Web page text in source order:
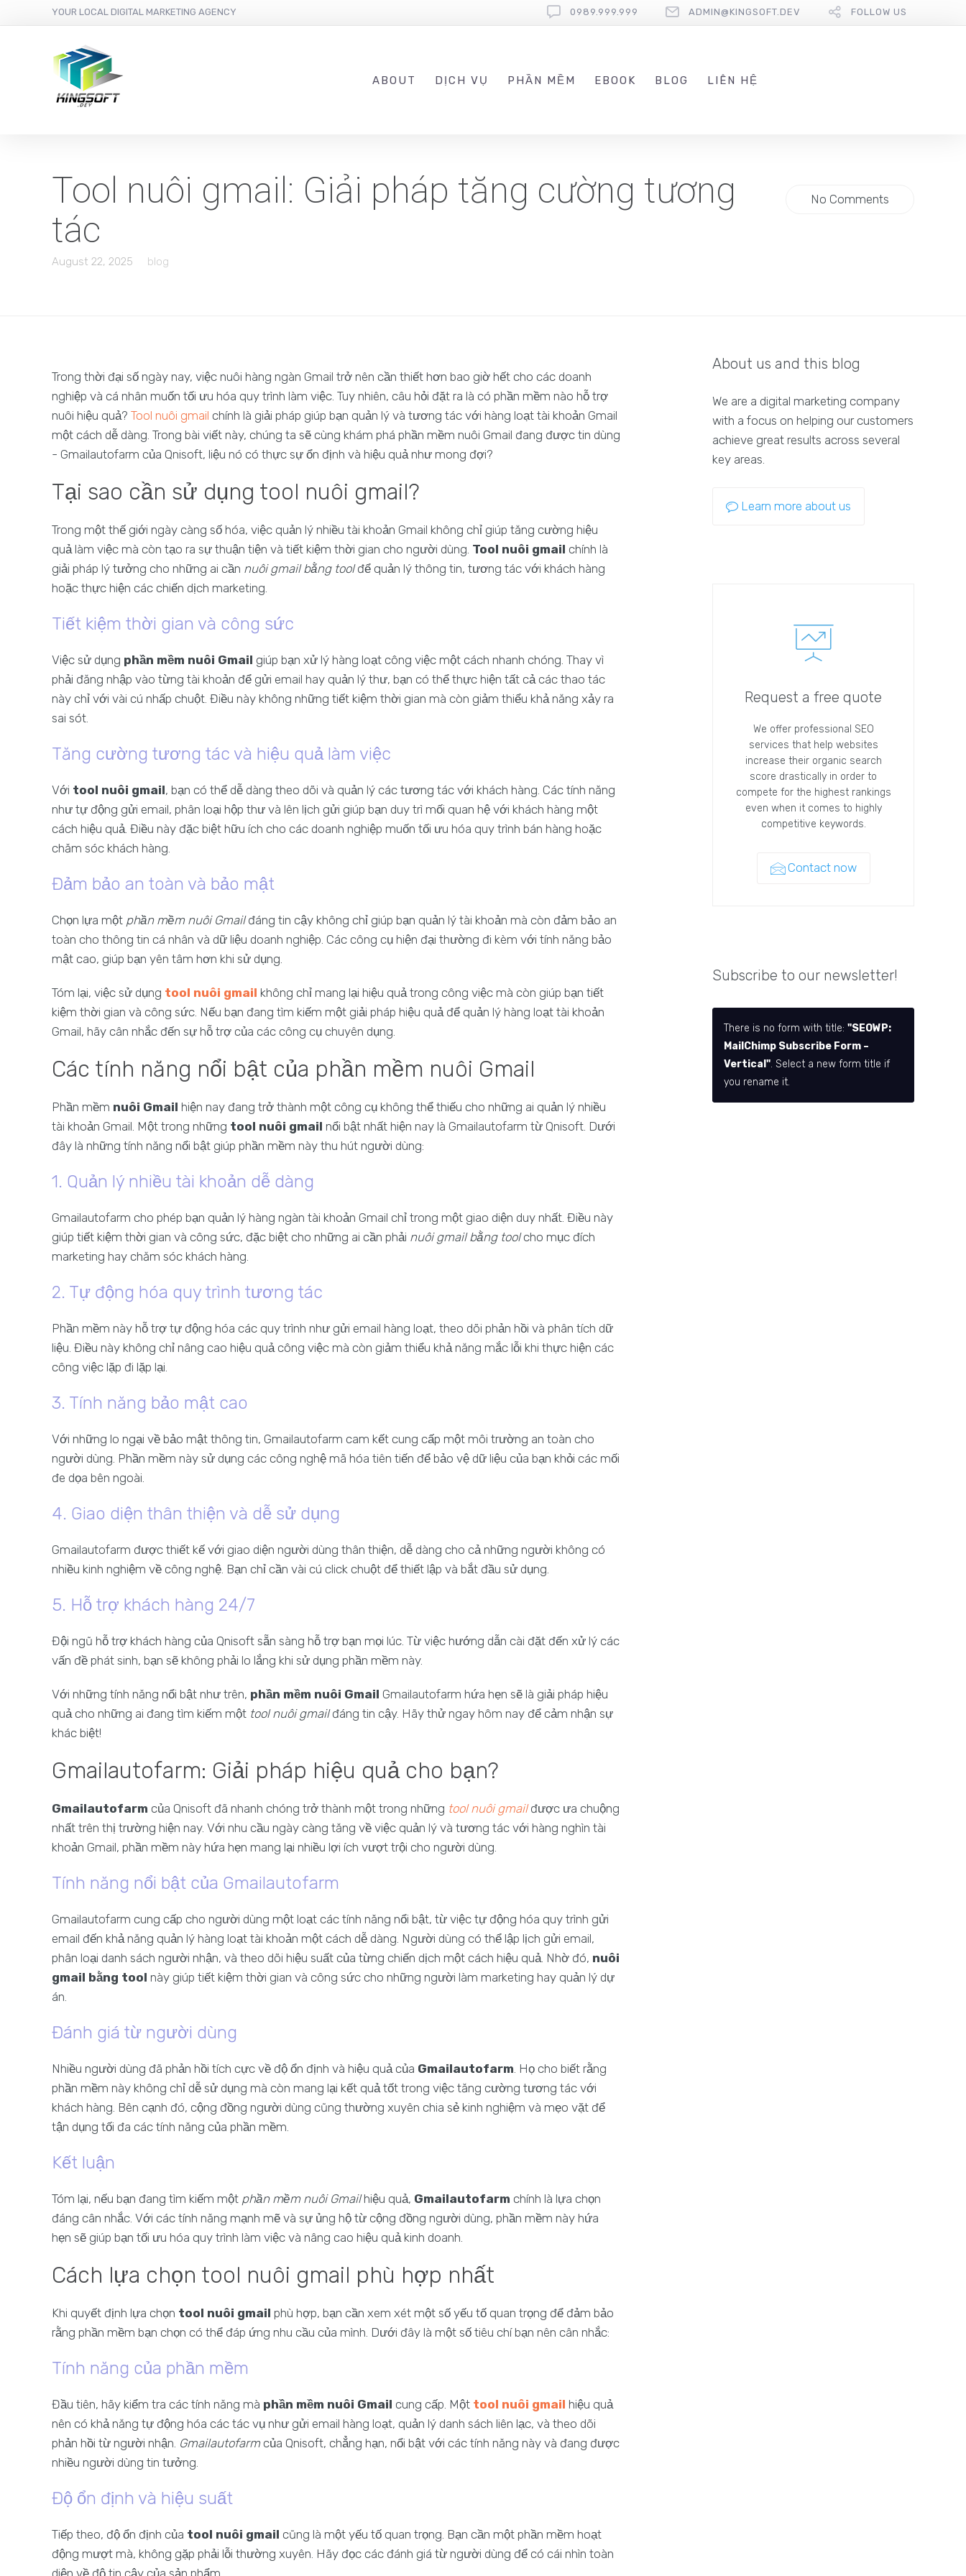
YOUR LOCAL DIGITAL MARKETING AGENCY 0989.999.999 ADMIN@KINGSOFT.DEV FOLLOW US
ABOUT DỊCH VỤ PHẦN MỀM EBOOK BLOG LIÊN HỆ
Tool nuôi gmail: Giải pháp tăng cường tương
tác
August 22, 2025 blog
No Comments
Trong thời đại số ngày nay, việc nuôi hàng ngàn Gmail trở nên cần thiết hơn bao giờ hết cho các doanh
nghiệp và cá nhân muốn tối ưu hóa quy trình làm việc. Tuy nhiên, câu hỏi đặt ra là có phần mềm nào hỗ trợ
nuôi hiệu quả? Tool nuôi gmail chính là giải pháp giúp bạn quản lý và tương tác với hàng loạt tài khoản Gmail
một cách dễ dàng. Trong bài viết này, chúng ta sẽ cùng khám phá phần mềm nuôi Gmail đang được tin dùng
- Gmailautofarm của Qnisoft, liệu nó có thực sự ổn định và hiệu quả như mong đợi?
Tại sao cần sử dụng tool nuôi gmail?
Trong một thế giới ngày càng số hóa, việc quản lý nhiều tài khoản Gmail không chỉ giúp tăng cường hiệu
quả làm việc mà còn tạo ra sự thuận tiện và tiết kiệm thời gian cho người dùng. Tool nuôi gmail chính là
giải pháp lý tưởng cho những ai cần nuôi gmail bằng toolđể quản lý thông tin, tương tác với khách hàng
hoặc thực hiện các chiến dịch marketing.
Tiết kiệm thời gian và công sức
Việc sử dụng phần mềm nuôi Gmail giúp bạn xử lý hàng loạt công việc một cách nhanh chóng. Thay vì
phải đăng nhập vào từng tài khoản để gửi email hay quản lý thư, bạn có thể thực hiện tất cả các thao tác
này chỉ với vài cú nhấp chuột. Điều này không những tiết kiệm thời gian mà còn giảm thiểu khả năng xảy ra
sai sót.
Tăng cường tương tác và hiệu quả làm việc
Với tool nuôi gmail, bạn có thể dễ dàng theo dõi và quản lý các tương tác với khách hàng. Các tính năng
như tự động gửi email, phân loại hộp thư và lên lịch gửi giúp bạn duy trì mối quan hệ với khách hàng một
cách hiệu quả. Điều này đặc biệt hữu ích cho các doanh nghiệp muốn tối ưu hóa quy trình bán hàng hoặc
chăm sóc khách hàng.
Đảm bảo an toàn và bảo mật
Chọn lựa một phần mềm nuôi Gmailđáng tin cậy không chỉ giúp bạn quản lý tài khoản mà còn đảm bảo an
toàn cho thông tin cá nhân và dữ liệu doanh nghiệp. Các công cụ hiện đại thường đi kèm với tính năng bảo
mật cao, giúp bạn yên tâm hơn khi sử dụng.
Tóm lại, việc sử dụng tool nuôi gmail không chỉ mang lại hiệu quả trong công việc mà còn giúp bạn tiết
kiệm thời gian và công sức. Nếu bạn đang tìm kiếm một giải pháp hiệu quả để quản lý hàng loạt tài khoản
Gmail, hãy cân nhắc đến sự hỗ trợ của các công cụ chuyên dụng.
Các tính năng nổi bật của phần mềm nuôi Gmail
Phần mềm nuôi Gmail hiện nay đang trở thành một công cụ không thể thiếu cho những ai quản lý nhiều
tài khoản Gmail. Một trong những tool nuôi gmail nổi bật nhất hiện nay là Gmailautofarm từ Qnisoft. Dưới
đây là những tính năng nổi bật giúp phần mềm này thu hút người dùng:
1. Quản lý nhiều tài khoản dễ dàng
Gmailautofarm cho phép bạn quản lý hàng ngàn tài khoản Gmail chỉ trong một giao diện duy nhất. Điều này
giúp tiết kiệm thời gian và công sức, đặc biệt cho những ai cần phải nuôi gmail bằng toolcho mục đích
marketing hay chăm sóc khách hàng.
2. Tự động hóa quy trình tương tác
Phần mềm này hỗ trợ tự động hóa các quy trình như gửi email hàng loạt, theo dõi phản hồi và phân tích dữ
liệu. Điều này không chỉ nâng cao hiệu quả công việc mà còn giảm thiểu khả năng mắc lỗi khi thực hiện các
công việc lặp đi lặp lại.
3. Tính năng bảo mật cao
Với những lo ngại về bảo mật thông tin, Gmailautofarm cam kết cung cấp một môi trường an toàn cho
người dùng. Phần mềm này sử dụng các công nghệ mã hóa tiên tiến để bảo vệ dữ liệu của bạn khỏi các mối
đe dọa bên ngoài.
4. Giao diện thân thiện và dễ sử dụng
Gmailautofarm được thiết kế với giao diện người dùng thân thiện, dễ dàng cho cả những người không có
nhiều kinh nghiệm về công nghệ. Bạn chỉ cần vài cú click chuột để thiết lập và bắt đầu sử dụng.
5. Hỗ trợ khách hàng 24/7
Đội ngũ hỗ trợ khách hàng của Qnisoft sẵn sàng hỗ trợ bạn mọi lúc. Từ việc hướng dẫn cài đặt đến xử lý các
vấn đề phát sinh, bạn sẽ không phải lo lắng khi sử dụng phần mềm này.
Với những tính năng nổi bật như trên, phần mềm nuôi Gmail Gmailautofarm hứa hẹn sẽ là giải pháp hiệu
quả cho những ai đang tìm kiếm một tool nuôi gmailđáng tin cậy. Hãy thử ngay hôm nay để cảm nhận sự
khác biệt!
Gmailautofarm: Giải pháp hiệu quả cho bạn?
Gmailautofarm của Qnisoft đã nhanh chóng trở thành một trong những tool nuôi gmailđược ưa chuộng
nhất trên thị trường hiện nay. Với nhu cầu ngày càng tăng về việc quản lý và tương tác với hàng nghìn tài
khoản Gmail, phần mềm này hứa hẹn mang lại nhiều lợi ích vượt trội cho người dùng.
Tính năng nổi bật của Gmailautofarm
Gmailautofarm cung cấp cho người dùng một loạt các tính năng nổi bật, từ việc tự động hóa quy trình gửi
email đến khả năng quản lý hàng loạt tài khoản một cách dễ dàng. Người dùng có thể lập lịch gửi email,
phân loại danh sách người nhận, và theo dõi hiệu suất của từng chiến dịch một cách hiệu quả. Nhờ đó, nuôi
gmail bằng tool này giúp tiết kiệm thời gian và công sức cho những người làm marketing hay quản lý dự
án.
Đánh giá từ người dùng
Nhiều người dùng đã phản hồi tích cực về độ ổn định và hiệu quả của Gmailautofarm. Họ cho biết rằng
phần mềm này không chỉ dễ sử dụng mà còn mang lại kết quả tốt trong việc tăng cường tương tác với
khách hàng. Bên cạnh đó, cộng đồng người dùng cũng thường xuyên chia sẻ kinh nghiệm và mẹo vặt để
tận dụng tối đa các tính năng của phần mềm.
Kết luận
Tóm lại, nếu bạn đang tìm kiếm một phần mềm nuôi Gmailhiệu quả, Gmailautofarm chính là lựa chọn
đáng cân nhắc. Với các tính năng mạnh mẽ và sự ủng hộ từ cộng đồng người dùng, phần mềm này hứa
hẹn sẽ giúp bạn tối ưu hóa quy trình làm việc và nâng cao hiệu quả kinh doanh.
Cách lựa chọn tool nuôi gmail phù hợp nhất
Khi quyết định lựa chọn tool nuôi gmail phù hợp, bạn cần xem xét một số yếu tố quan trọng để đảm bảo
rằng phần mềm bạn chọn có thể đáp ứng nhu cầu của mình. Dưới đây là một số tiêu chí bạn nên cân nhắc:
Tính năng của phần mềm
Đầu tiên, hãy kiểm tra các tính năng mà phần mềm nuôi Gmail cung cấp. Một tool nuôi gmail hiệu quả
nên có khả năng tự động hóa các tác vụ như gửi email hàng loạt, quản lý danh sách liên lạc, và theo dõi
phản hồi từ người nhận. Gmailautofarm của Qnisoft, chẳng hạn, nổi bật với các tính năng này và đang được
nhiều người dùng tin tưởng.
Độ ổn định và hiệu suất
Tiếp theo, độ ổn định của tool nuôi gmail cũng là một yếu tố quan trọng. Bạn cần một phần mềm hoạt
động mượt mà, không gặp phải lỗi thường xuyên. Hãy đọc các đánh giá từ người dùng để có cái nhìn toàn
diện về độ tin cậy của sản phẩm.
About us and this blog
We are a digital marketing company
with a focus on helping our customers
achieve great results across several
key areas.
Learn more about us
Request a free quote
We offer professional SEO
services that help websites
increase their organic search
score drastically in order to
compete for the highest rankings
even when it comes to highly
competitive keywords.
Contact now
Subscribe to our newsletter!
There is no form with title:"SEOWP:
MailChimp Subscribe Form –
Vertical". Select a new form title if
you rename it.